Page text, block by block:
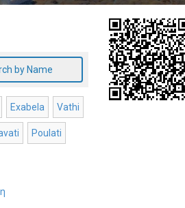
by Name
Exabela Vathi
Poulati